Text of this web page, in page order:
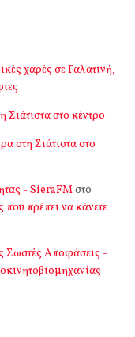
χαρές σε Γαλατινή,
Σιάτιστα στο κέντρο
στη Σιάτιστα στο
- SieraFMστο
πρέπει να κάνετε
Σωστές Αποφάσεις -